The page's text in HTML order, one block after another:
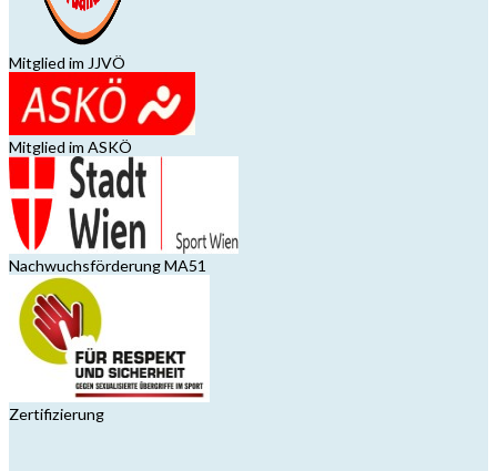
Mitglied im JJVÖ
Mitglied im ASKÖ
Nachwuchsförderung MA51
Zertifizierung